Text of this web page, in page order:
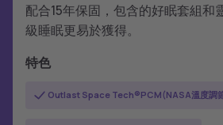
配合15年保固，包含的好眠套組和
級睡眠更易於獲得。
特色
Outlast Space Tech®PCM(NASA溫度調